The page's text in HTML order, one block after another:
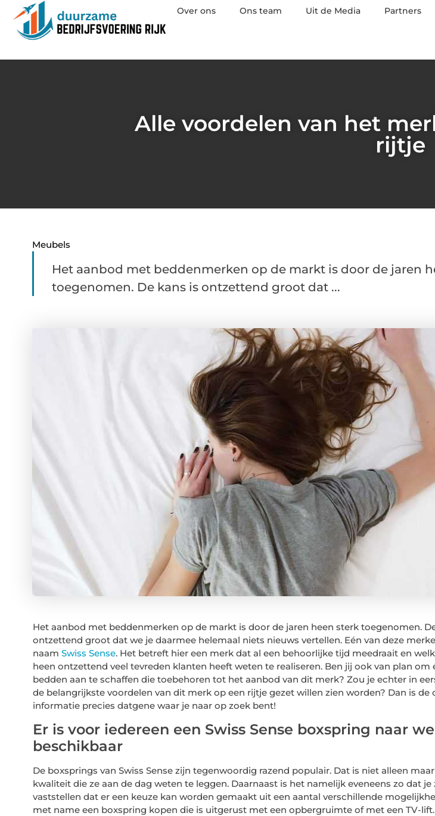
Over ons Ons team Uit de Media Partners
Alle voordelen van het
rijtje
Meubels
Het aanbod met beddenmerken op de markt is door de jaren
toegenomen. De kans is ontzettend groot dat ...
Het aanbod met beddenmerken op de markt is door de jaren heen sterk toegenomen.
ontzettend groot dat we je daarmee helemaal niets nieuws vertellen. Eén van deze
naam Swiss Sense. Het betreft hier een merk dat al een behoorlijke tijd meedraait en
heen ontzettend veel tevreden klanten heeft weten te realiseren. Ben jij ook van plan om
bedden aan te schaffen die toebehoren tot het aanbod van dit merk? Zou je echter in
de belangrijkste voordelen van dit merk op een rijtje gezet willen zien worden? Dan is de
informatie precies datgene waar je naar op zoek bent!
Er is voor iedereen een Swiss Sense boxspring naar
beschikbaar
De boxsprings van Swiss Sense zijn tegenwoordig razend populair. Dat is niet alleen
kwaliteit die ze aan de dag weten te leggen. Daarnaast is het namelijk eveneens zo dat je
vaststellen dat er een keuze kan worden gemaakt uit een aantal verschillende
met name een boxspring kopen die is uitgerust met een opbergruimte of met een TV-